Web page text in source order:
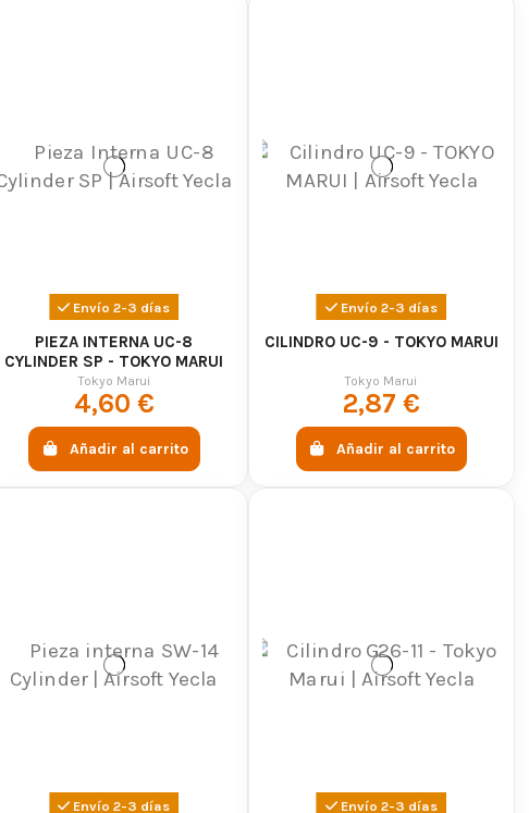
Envío 2-3 días
PIEZA INTERNA UC-8
CYLINDER SP - TOKYO MARUI
Tokyo Marui
4,60 €
Añadir al carrito
Envío 2-3 días
CILINDRO UC-9 - TOKYO MARUI
Tokyo Marui
2,87 €
Añadir al carrito
Envío 2-3 días Envío 2-3 días